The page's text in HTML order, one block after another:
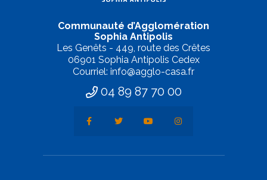
Communauté d’Agglomération
Sophia Antipolis
Les Genêts - 449, route des Crêtes
06901 Sophia Antipolis Cedex
Courriel: info@agglo-casa.fr
04 89 87 70 00